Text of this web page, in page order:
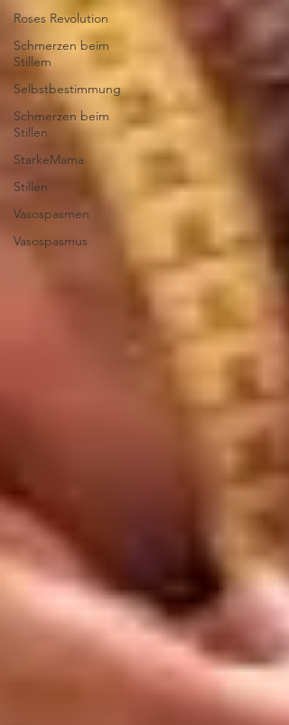
Roses Revolution
Schmerzen beim
Stillem
Selbstbestimmung
Schmerzen beim
Stillen
StarkeMama
Stillen
Vasospasmen
Vasospasmus